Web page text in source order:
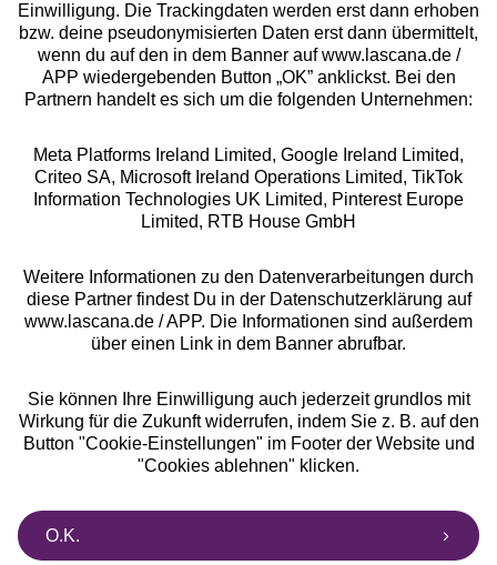
Rechtliches
Alle Preise inkl. MwSt., zzgl.
Versandkosten
** Bonität vorausgesetzt, berechtigt zur Bonitätsprüfung
Einwilligung. Die Trackingdaten werden erst dann erhoben
bzw. deine pseudonymisierten Daten erst dann übermittelt,
wenn du auf den in dem Banner auf www.lascana.de /
APP wiedergebenden Button „OK” anklickst. Bei den
Partnern handelt es sich um die folgenden Unternehmen:
Meta Platforms Ireland Limited, Google Ireland Limited,
Criteo SA, Microsoft Ireland Operations Limited, TikTok
Information Technologies UK Limited, Pinterest Europe
Limited, RTB House GmbH
Weitere Informationen zu den Datenverarbeitungen durch
diese Partner findest Du in der Datenschutzerklärung auf
www.lascana.de / APP. Die Informationen sind außerdem
über einen Link in dem Banner abrufbar.
Sie können Ihre Einwilligung auch jederzeit grundlos mit
Wirkung für die Zukunft widerrufen, indem Sie z. B. auf den
Button "Cookie-Einstellungen" im Footer der Website und
"Cookies ablehnen" klicken.
O.K.